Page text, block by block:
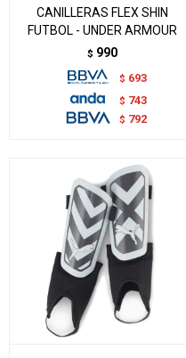
CANILLERAS FLEX SHIN
FUTBOL - UNDER ARMOUR
$ 990
$ 693
$ 743
$ 792